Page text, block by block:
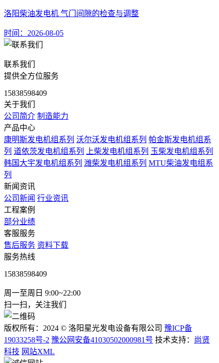
洛阳柴油发电机 气门间隙的检查与调整
时间：2026-08-05
联系我们
提供全方位服务
15838598409
关于我们
公司简介 制造能力
产品中心
康明斯发电机组系列 沃尔沃发电机组系列 帕金斯发电机组系
列 道依茨发电机组系列 上柴发电机组系列 玉柴发电机组系列
韩国大宇发电机组系列 潍柴发电机组系列 MTU柴油发电组系
列
新闻资讯
公司新闻 行业资讯
工程案例
部分业绩
客服服务
售后服务 资料下载
服务热线
15838598409
周一至周日 9:00~22:00
扫一扫，关注我们
版权所有：2024 © 洛阳星光发电设备有限公司 豫ICP备
19033258号-2 豫公网安备41030502000981号 技术支持：
尚贤
科技 网站XML